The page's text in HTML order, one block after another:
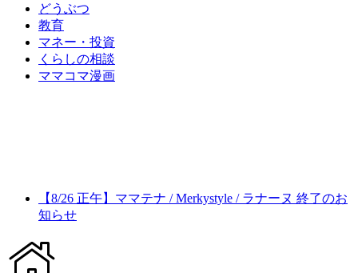
どうぶつ
教育
マネー・投資
くらしの相談
ママコマ漫画
【8/26 正午】ママテナ / Merkystyle / ラナーヌ 終了のお
知らせ